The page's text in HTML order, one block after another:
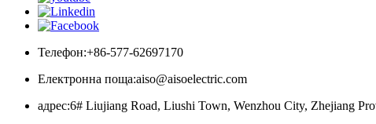
Телефон:+86-577-62697170
Електронна поща:aiso@aisoelectric.com
адрес:6# Liujiang Road, Liushi Town, Wenzhou City, Zhejiang